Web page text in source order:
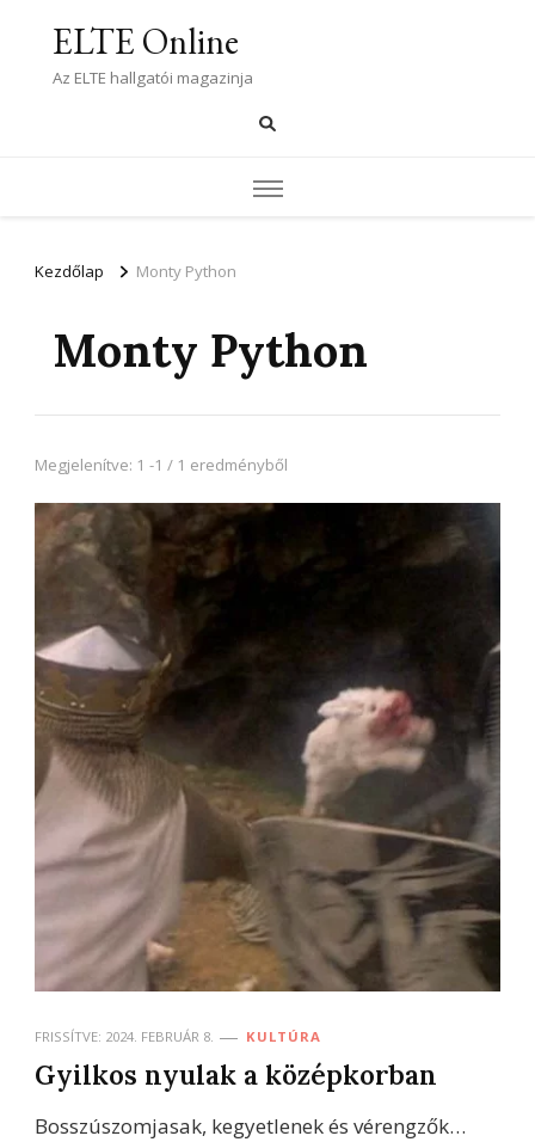
ELTE Online
Az ELTE hallgatói magazinja
Kezdőlap Monty Python
Monty Python
Megjelenítve: 1 -1 / 1 eredményből
FRISSÍTVE: 2024. FEBRUÁR 8. KULTÚRA
Gyilkos nyulak a középkorban
Bosszúszomjasak, kegyetlenek és vérengzők…